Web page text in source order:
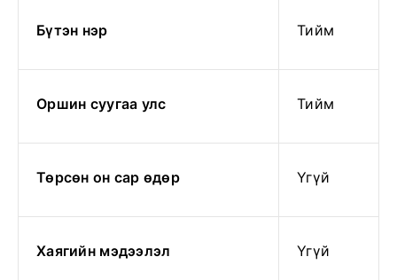
Бүтэн нэр Тийм
Оршин суугаа улс Тийм
Төрсөн он сар өдөр Үгүй
Хаягийн мэдээлэл Үгүй